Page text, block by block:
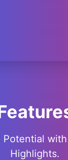
Potential
Highlights.